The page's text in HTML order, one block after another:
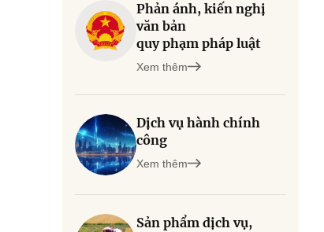
Phản ánh, kiến nghị
văn bản
quy phạm pháp luật
Xem thêm
Dịch vụ hành chính
công
Xem thêm
Sản phẩm dịch vụ,